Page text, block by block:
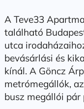
A Teve33
található
utca
bevásárlási és
kínál. A Göncz
metrómegállók,
busz megállói